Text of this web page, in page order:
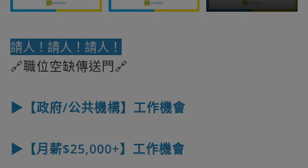
請人！請人！請人！
🔗職位空缺傳送門🔗
▶【政府/公共機構】工作機會
▶【月薪$25,000+】工作機會